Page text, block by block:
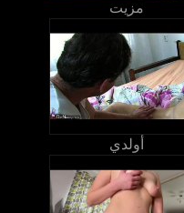
مزيت
أولدي